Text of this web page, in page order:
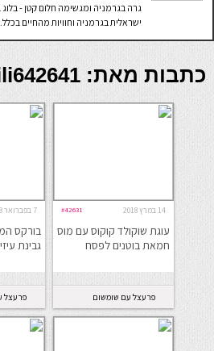
גרה בגרמניה ומגשימה חלום קטן -
ישראלית בגרמניה וחוויות מהחיים בכלל.
כתבות מאת: Gili642641
14 במרץ 2018 #42631
עוגת שוקולד קוקוס עם מוס
חמאת בוטנים לפסח
פרעצל עם שומשום
7 בפברואר 2018
בורקס
גבינת
פרעצל